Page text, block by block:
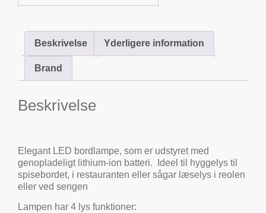
Beskrivelse Yderligere information
Brand
Beskrivelse
Elegant LED bordlampe, som er udstyret med
genopladeligt lithium-ion batteri. Ideel til hyggelys til
spisebordet, i restauranten eller sågar læselys i reolen
eller ved sengen
Lampen har 4 lys funktioner: